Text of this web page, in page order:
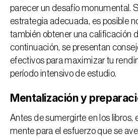
parecer un desafío monumental.
estrategia adecuada, es posible
también obtener una calificación
continuación, se presentan
efectivos para maximizar tu
período intensivo de estudio.
Mentalización y
Antes de sumergirte en los libros,
mente para el esfuerzo que se